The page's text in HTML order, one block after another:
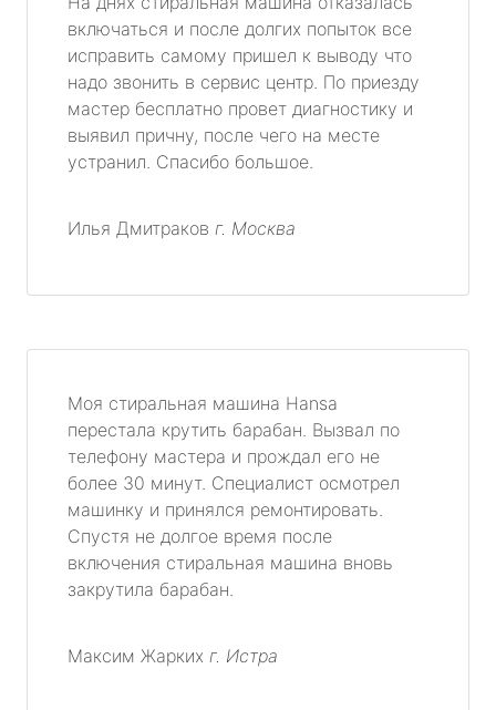
включаться и после долгих попыток все
исправить самому пришел к выводу что
надо звонить в сервис центр. По приезду
мастер бесплатно провет диагностику и
выявил причну, после чего на месте
устранил. Спасибо большое.
Илья Дмитраков г. Москва
Моя стиральная машина Hansa
перестала крутить барабан. Вызвал по
телефону мастера и прождал его не
более 30 минут. Специалист осмотрел
машинку и принялся ремонтировать.
Спустя не долгое время после
включения стиральная машина вновь
закрутила барабан.
Максим Жарких г. Истра